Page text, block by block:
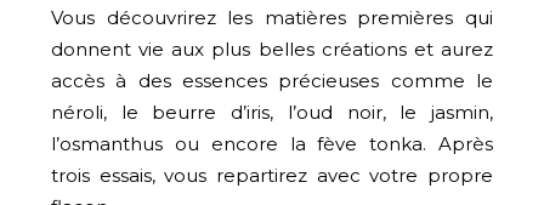
Vous découvrirez les matières premières qui
donnent vie aux plus belles créations et aurez
accès à des essences précieuses comme le
néroli, le beurre d’iris, l’oud noir, le jasmin,
l’osmanthus ou encore la fève tonka. Après
trois essais, vous repartirez avec votre propre